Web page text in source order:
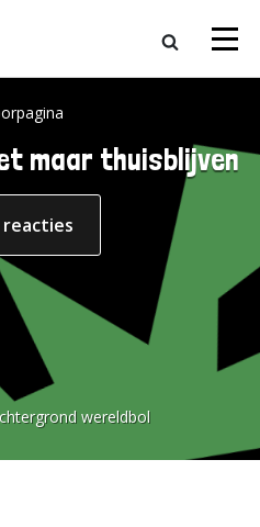
maar thuisblijven
reacties
wereldbol